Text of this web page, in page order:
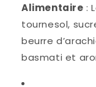
Alimentaire :
tournesol,
beurre
basmati et